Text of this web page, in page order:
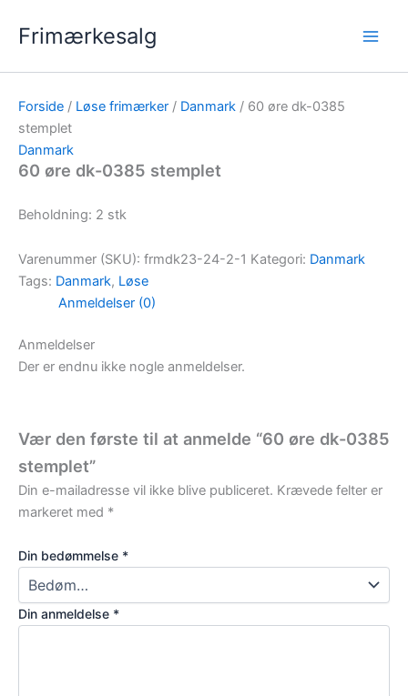
Frimærkesalg
Forside / Løse frimærker / Danmark / 60 øre dk-0385
stemplet
Danmark
60 øre dk-0385 stemplet
Beholdning: 2 stk
Varenummer (SKU): frmdk23-24-2-1 Kategori: Danmark
Tags: Danmark, Løse
Anmeldelser (0)
Anmeldelser
Der er endnu ikke nogle anmeldelser.
Vær den første til at anmelde “60 øre dk-0385
stemplet”
Din e-mailadresse vil ikke blive publiceret. Krævede felter er
markeret med *
Din bedømmelse *
Din anmeldelse *